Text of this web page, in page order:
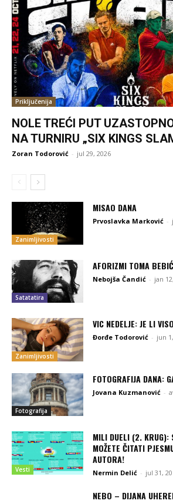
Priključenija
NOLE TREĆI PUT
NA TURNIRU „SIX KINGS
Zoran Todorović - jul 29, 2026
Zanimljivosti
MISAO DANA
Prvoslavka Marković -
Satatatira
AFORIZMI TOMA BEBIĆ
Nebojša Čandić - jan
Zanimljivosti
VIC NEDELJE: JE LI
Đorđe Todorović - jun
Fotografija
FOTOGRAFIJA DANA:
Jovana Kuzmanović -
Vesti
MILI DUELI (2. KRUG):
MOŽETE ČITATI
AUTORA!
Nermin Delić - jul 31,
NEBO – DIJANA